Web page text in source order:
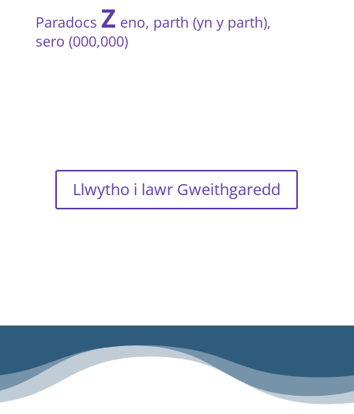
Paradocs Z eno, parth (yn y parth),
sero (000,000)
Llwytho i lawr Gweithgaredd